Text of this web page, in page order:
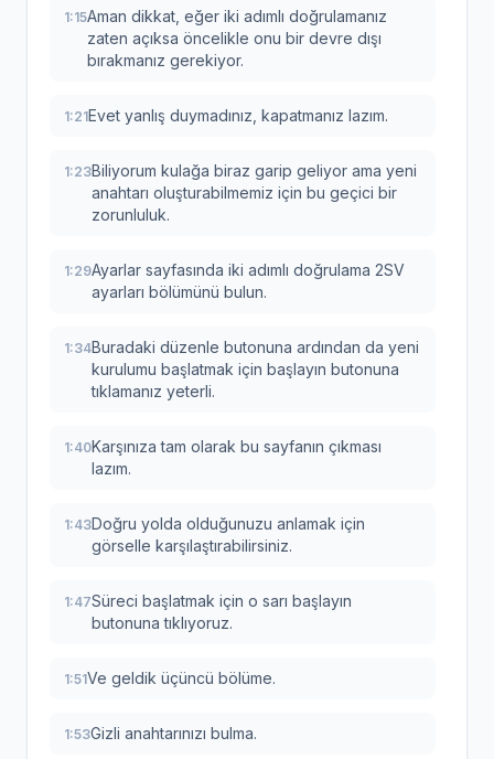
1:15Aman dikkat, eğer iki adımlı doğrulamanız
zaten açıksa öncelikle onu bir devre dışı
bırakmanız gerekiyor.
1:21Evet yanlış duymadınız, kapatmanız lazım.
1:23Biliyorum kulağa biraz garip geliyor ama yeni
anahtarı oluşturabilmemiz için bu geçici bir
zorunluluk.
1:29Ayarlar sayfasında iki adımlı doğrulama 2SV
ayarları bölümünü bulun.
1:34Buradaki düzenle butonuna ardından da yeni
kurulumu başlatmak için başlayın butonuna
tıklamanız yeterli.
1:40Karşınıza tam olarak bu sayfanın çıkması
lazım.
1:43Doğru yolda olduğunuzu anlamak için
görselle karşılaştırabilirsiniz.
1:47Süreci başlatmak için o sarı başlayın
butonuna tıklıyoruz.
1:51Ve geldik üçüncü bölüme.
1:53Gizli anahtarınızı bulma.